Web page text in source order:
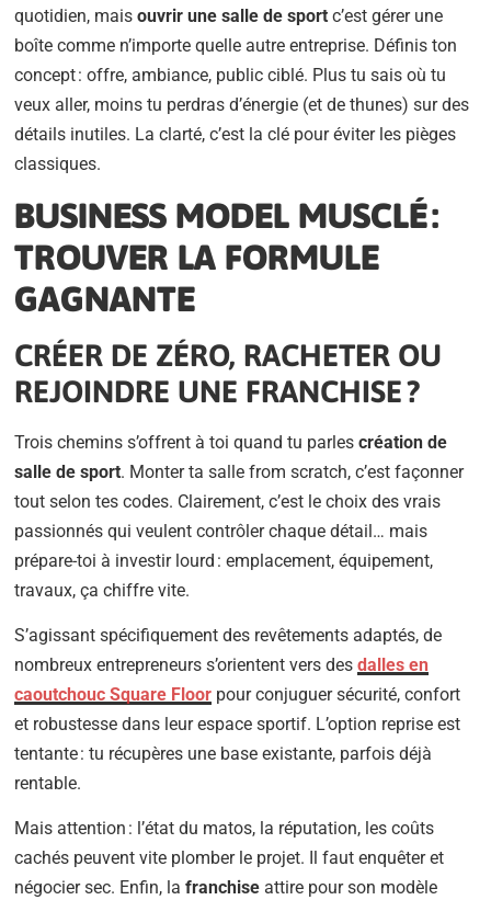
quotidien, maisouvrir une salle de sport c’est gérer une
boîte comme n’importe quelle autre entreprise. Définis ton
concept : offre, ambiance, public ciblé. Plus tu sais où tu
veux aller, moins tu perdras d’énergie (et de thunes) sur des
détails inutiles. La clarté, c’est la clé pour éviter les pièges
classiques.
BUSINESS MODEL MUSCLÉ :
TROUVER LA FORMULE
GAGNANTE
CRÉER DE ZÉRO, RACHETER OU
REJOINDRE UNE FRANCHISE ?
Trois chemins s’offrent à toi quand tu parlescréation de
salle de sport. Monter ta salle from scratch, c’est façonner
tout selon tes codes. Clairement, c’est le choix des vrais
passionnés qui veulent contrôler chaque détail… mais
prépare-toi à investir lourd : emplacement, équipement,
travaux, ça chiffre vite.
S’agissant spécifiquement des revêtements adaptés, de
nombreux entrepreneurs s’orientent vers desdalles en
caoutchouc Square Floor pour conjuguer sécurité, confort
et robustesse dans leur espace sportif. L’option reprise est
tentante : tu récupères une base existante, parfois déjà
rentable.
Mais attention : l’état du matos, la réputation, les coûts
cachés peuvent vite plomber le projet. Il faut enquêter et
négocier sec. Enfin, lafranchise attire pour son modèle